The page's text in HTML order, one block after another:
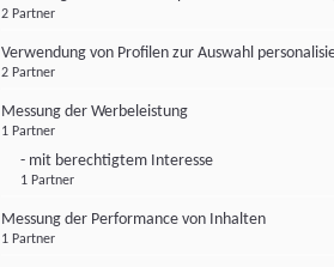
2 Partner
Verwendung von Profilen zur Auswahl
2 Partner
Messung der Werbeleistung
1 Partner
- mit berechtigtem Interesse
1 Partner
Messung der Performance von Inhalten
1 Partner